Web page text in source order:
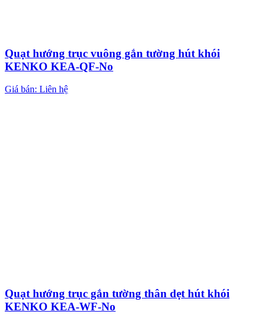
Quạt hướng trục vuông gắn tường hút khói
KENKO KEA-QF-No
Giá bán: Liên hệ
Quạt hướng trục gắn tường thân dẹt hút khói
KENKO KEA-WF-No